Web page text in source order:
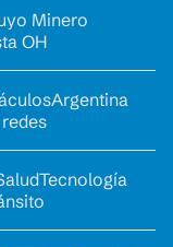
Minero
OH
Argentina
Tecnología